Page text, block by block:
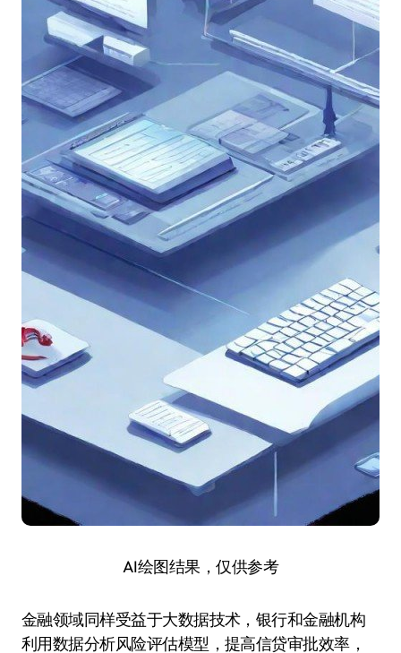
AI绘图结果，仅供参考
金融领域同样受益于大数据技术，银行和金融机构
利用数据分析风险评估模型，提高信贷审批效率，